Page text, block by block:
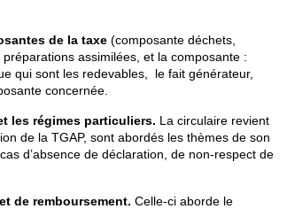
de la taxe (composante déchets,
assimilées, et la composante :
qui sont les redevables, le fait générateur,
concernée.
les régimes particuliers. La circulaire revient
de la TGAP, sont abordés les thèmes de son
d’absence de déclaration, de non-respect de
de remboursement. Celle-ci aborde le